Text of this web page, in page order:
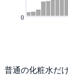
0-
普通の化粧水だ